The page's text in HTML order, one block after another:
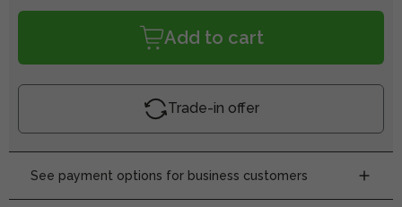
Add to cart
Trade-in offer
See payment options for business customers